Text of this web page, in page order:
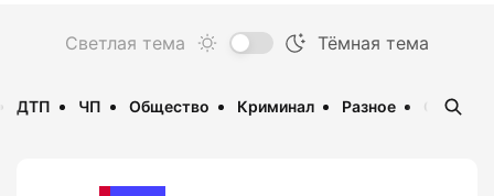
ДТП ЧП Общество Криминал Разное